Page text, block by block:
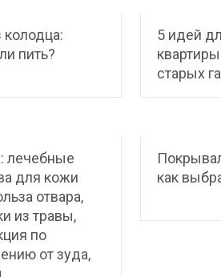
колодца:
пить?
5 идей
старых
лечебные
для кожи
отвара,
из травы,
по
от зуда,
как